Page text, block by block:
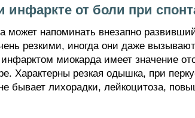
инфаркте от боли при
может напоминать внезапно
резкими, иногда они даже
миокарда имеет значение
Характерны резкая одышка, при
бывает лихорадки, лейкоцитоза,